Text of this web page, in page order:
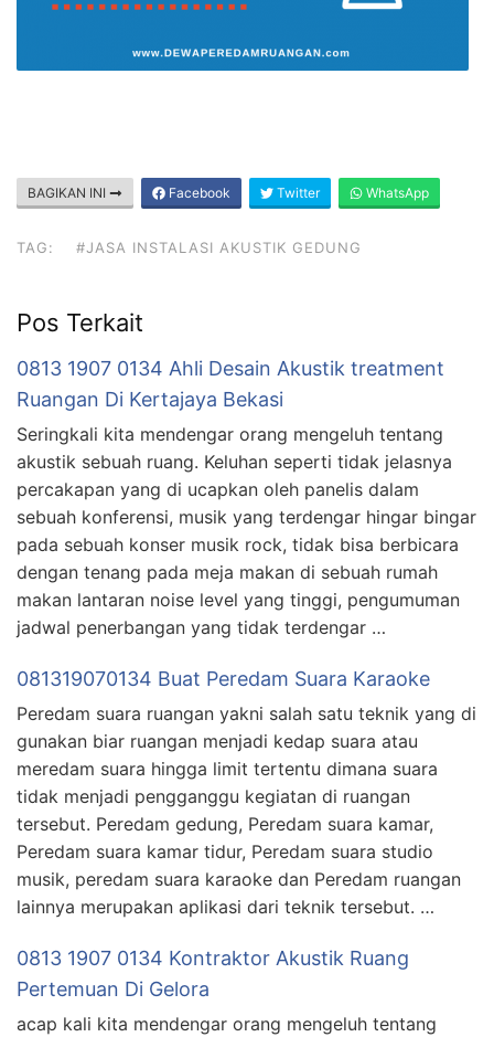
BAGIKAN INI Facebook Twitter WhatsApp
TAG: #JASA INSTALASI AKUSTIK GEDUNG
Pos Terkait
0813 1907 0134 Ahli Desain Akustik treatment
Ruangan Di Kertajaya Bekasi
Seringkali kita mendengar orang mengeluh tentang
akustik sebuah ruang. Keluhan seperti tidak jelasnya
percakapan yang di ucapkan oleh panelis dalam
sebuah konferensi, musik yang terdengar hingar bingar
pada sebuah konser musik rock, tidak bisa berbicara
dengan tenang pada meja makan di sebuah rumah
makan lantaran noise level yang tinggi, pengumuman
jadwal penerbangan yang tidak terdengar …
081319070134 Buat Peredam Suara Karaoke
Peredam suara ruangan yakni salah satu teknik yang di
gunakan biar ruangan menjadi kedap suara atau
meredam suara hingga limit tertentu dimana suara
tidak menjadi pengganggu kegiatan di ruangan
tersebut. Peredam gedung, Peredam suara kamar,
Peredam suara kamar tidur, Peredam suara studio
musik, peredam suara karaoke dan Peredam ruangan
lainnya merupakan aplikasi dari teknik tersebut. …
0813 1907 0134 Kontraktor Akustik Ruang
Pertemuan Di Gelora
acap kali kita mendengar orang mengeluh tentang